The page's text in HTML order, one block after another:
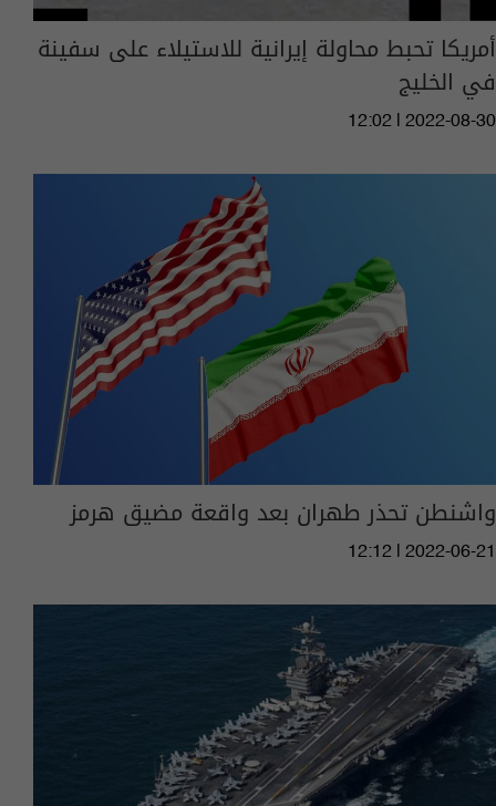
أمريكا تحبط محاولة إيرانية للاستيلاء على سفينة
في الخليج
12:02 | 2022-08-30
واشنطن تحذر طهران بعد واقعة مضيق هرمز
12:12 | 2022-06-21